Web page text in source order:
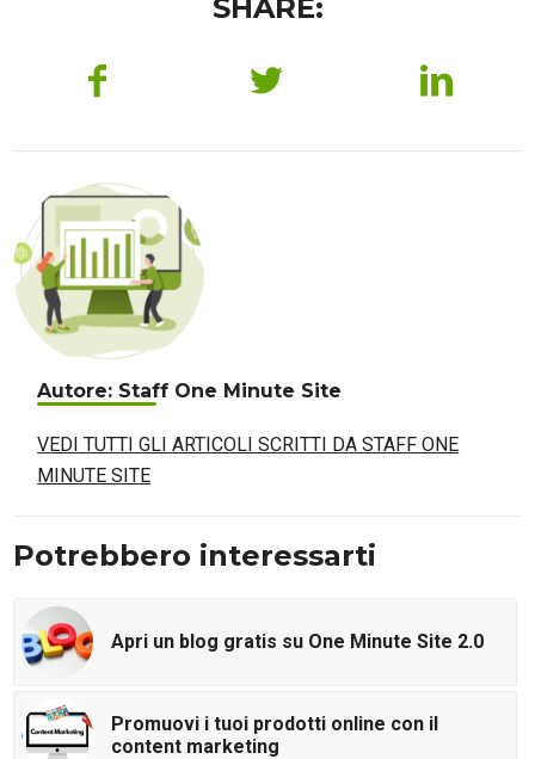
SHARE:
Autore: Staff One Minute Site
VEDI TUTTI GLI ARTICOLI SCRITTI DA STAFF ONE
MINUTE SITE
Potrebbero interessarti
Apri un blog gratis su One Minute Site 2.0
Promuovi i tuoi prodotti online con il
content marketing